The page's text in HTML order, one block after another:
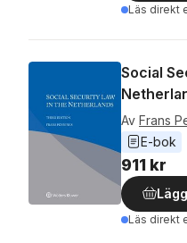
Läs direkt
Social
Av Frans
E-bok
911 kr
Läs direkt